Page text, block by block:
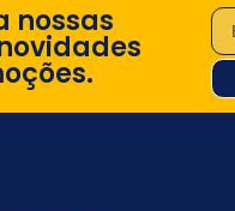
nossas